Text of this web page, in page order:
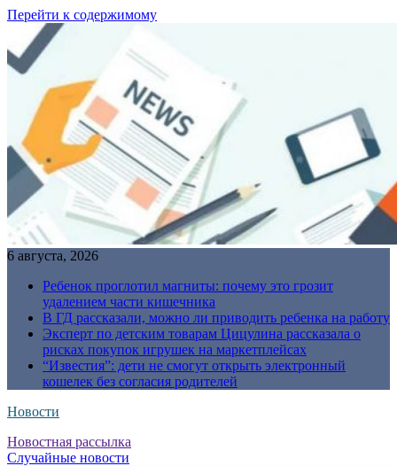
Перейти к содержимому
6 августа, 2026
Ребенок проглотил магниты: почему это грозит
удалением части кишечника
В ГД рассказали, можно ли приводить ребенка на работу
Эксперт по детским товарам Цицулина рассказала о
рисках покупок игрушек на маркетплейсах
“Известия”: дети не смогут открыть электронный
кошелек без согласия родителей
Новости
Новостная рассылка
Случайные новости